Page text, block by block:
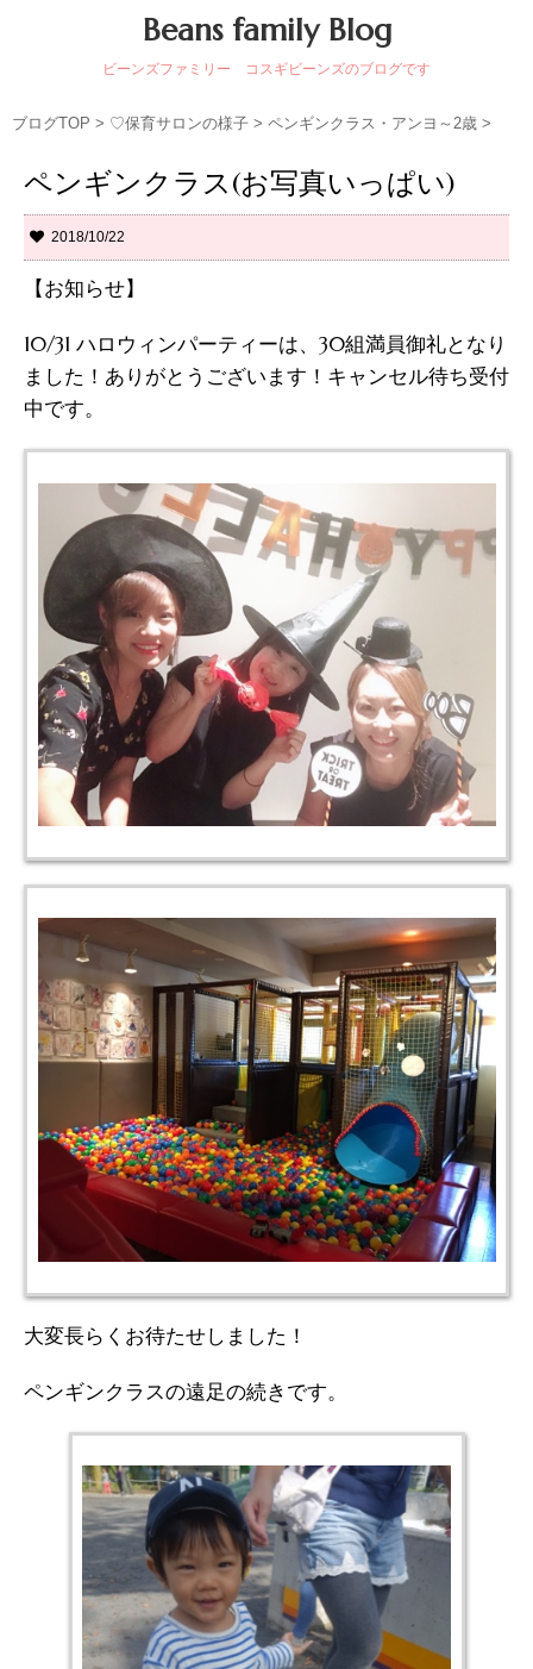
Beans family Blog
ビーンズファミリー コスギビーンズのブログです
ブログTOP > ♡保育サロンの様子 > ペンギンクラス・アンヨ～2歳 >
ペンギンクラス(お写真いっぱい)
2018/10/22
【お知らせ】
10/31 ハロウィンパーティーは、30組満員御礼となり
ました！ありがとうございます！キャンセル待ち受付
中です。
大変長らくお待たせしました！
ペンギンクラスの遠足の続きです。